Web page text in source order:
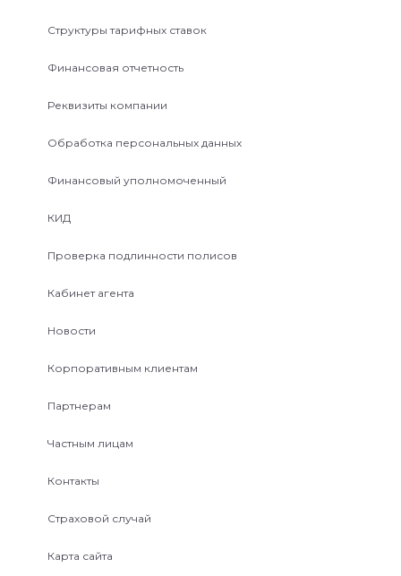
Структуры тарифных ставок
Финансовая отчетность
Реквизиты компании
Обработка персональных данных
Финансовый уполномоченный
КИД
Проверка подлинности полисов
Кабинет агента
Новости
Корпоративным клиентам
Партнерам
Частным лицам
Контакты
Страховой случай
Карта сайта